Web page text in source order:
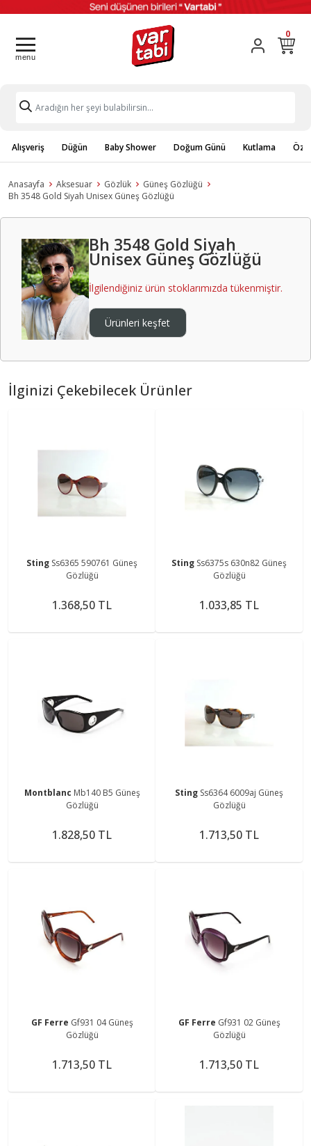
0
Alışveriş Düğün Baby Shower Doğum Günü Kutlama
Anasayfa Aksesuar Gözlük
Güneş Gözlüğü
Bh 3548 Gold Siyah Unisex Güneş Gözlüğü
Bh 3548 Gold Siyah
Unisex Güneş Gözlüğü
İlgilendiğiniz ürün stoklarımızda tükenmiştir.
Ürünleri keşfet
İlginizi Çekebilecek Ürünler
Sting Ss6365 590761 Güneş
Gözlüğü
1.368,50 TL
Sting Ss6375s 630n82 Güneş
Gözlüğü
1.033,85 TL
Montblanc Mb140 B5 Güneş
Gözlüğü
1.828,50 TL
Sting Ss6364 6009aj Güneş
Gözlüğü
1.713,50 TL
GF Ferre Gf931 04 Güneş
Gözlüğü
1.713,50 TL
GF Ferre Gf931 02 Güneş
Gözlüğü
1.713,50 TL